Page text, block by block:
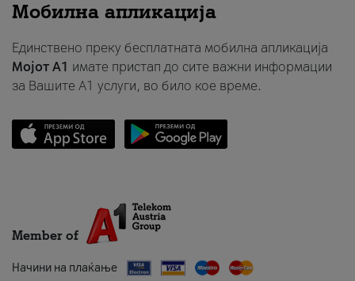
Мобилна апликација
Единствено преку бесплатната мобилна апликација
Мојот A1 имате пристап до сите важни информации
за Вашите A1 услуги, во било кое време.
Member of
Начини на плаќање